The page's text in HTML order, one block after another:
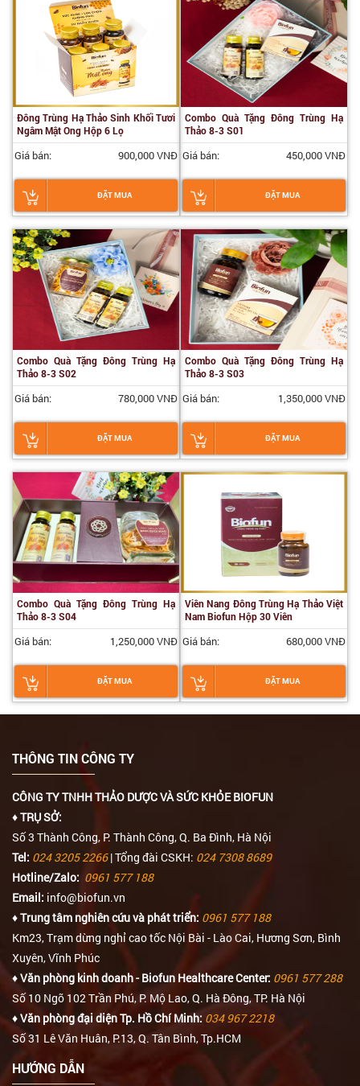
Đông Trùng Hạ Thảo Sinh Khối Tươi
Ngâm Mật Ong Hộp 6 Lọ
Giá bán: 900,000 VNĐ
ĐẶT MUA
Combo Quà Tặng Đông Trùng Hạ
Thảo 8-3 S01
Giá bán: 450,000 VNĐ
ĐẶT MUA
Combo Quà Tặng Đông Trùng Hạ
Thảo 8-3 S02
Giá bán: 780,000 VNĐ
ĐẶT MUA
Combo Quà Tặng Đông Trùng Hạ
Thảo 8-3 S03
Giá bán: 1,350,000 VNĐ
ĐẶT MUA
Combo Quà Tặng Đông Trùng Hạ
Thảo 8-3 S04
Giá bán: 1,250,000 VNĐ
ĐẶT MUA
Viên Nang Đông Trùng Hạ Thảo Việt
Nam Biofun Hộp 30 Viên
Giá bán: 680,000 VNĐ
ĐẶT MUA
THÔNG TIN CÔNG TY
CÔNG TY TNHH THẢO DƯỢC VÀ SỨC KHỎE BIOFUN
♦ TRỤ SỞ:
Số 3 Thành Công, P. Thành Công, Q. Ba Đình, Hà Nội
Tel: 024 3205 2266| Tổng đài CSKH: 024 7308 8689
Hotline/Zalo: 0961 577 188
Email: info@biofun.vn
♦ Trung tâm nghiên cứu và phát triển: 0961 577 188
Km23, Trạm dừng nghỉ cao tốc Nội Bài - Lào Cai, Hương Sơn, Bình
Xuyên, Vĩnh Phúc
♦ Văn phòng kinh doanh - Biofun Healthcare Center: 0961 577 288
Số 10 Ngõ 102 Trần Phú, P. Mộ Lao, Q. Hà Đông, TP. Hà Nội
♦ Văn phòng đại diện Tp. Hồ Chí Minh: 034 967 2218
Số 31 Lê Văn Huân, P.13, Q. Tân Bình, Tp.HCM
HƯỚNG DẪN